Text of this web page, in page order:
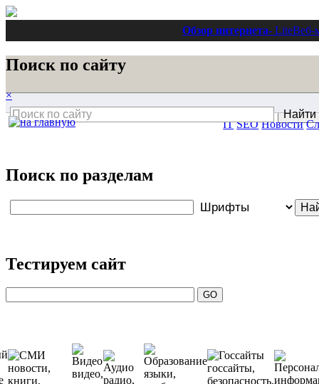
Обзор интернета- LiteВеб-
Поиск по сайту
×
Поиск по разделам
Тестируем сайт
IT SEO Новости